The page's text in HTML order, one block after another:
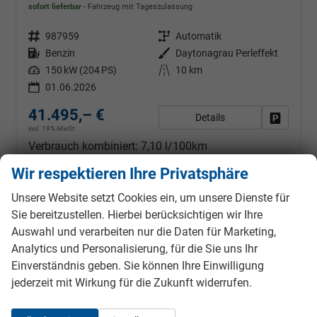
sofort lieferbar Fahrzeug mit Tageszulassung
Fahrzeugnr. 987959 Getriebe Automatik
Kraftstoff Benzin Außenfarbe
Daytonagrau Perleffekt
Leistung 150 kW (204 PS) Kilometerstand
10 km
01.06.2026
41.495,– €
incl. 19% MwSt.
Details
Verbrauch kombiniert: 7,10 l/100km
CO2-Emissionen:161,00 g/km
ab 367,– € mtl.
Wir respektieren Ihre Privatsphäre
Unsere Website setzt Cookies ein, um unsere Dienste für
Sie bereitzustellen. Hierbei berücksichtigen wir Ihre
Auswahl und verarbeiten nur die Daten für Marketing,
Analytics und Personalisierung, für die Sie uns Ihr
Einverständnis geben. Sie können Ihre Einwilligung
jederzeit mit Wirkung für die Zukunft widerrufen.